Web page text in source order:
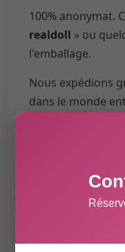
100% anonymat.
realdoll » ou
l'emballage.
Nous expédions
dans le monde
recevrez une
numéro de suivi.
Pour garantir
expédiées via